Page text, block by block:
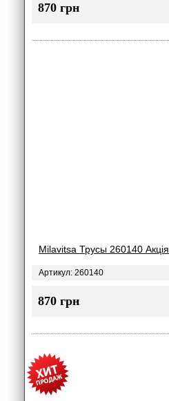
870 грн
Milavitsa Трусы 260140 Акція.
Артикул: 260140
870 грн